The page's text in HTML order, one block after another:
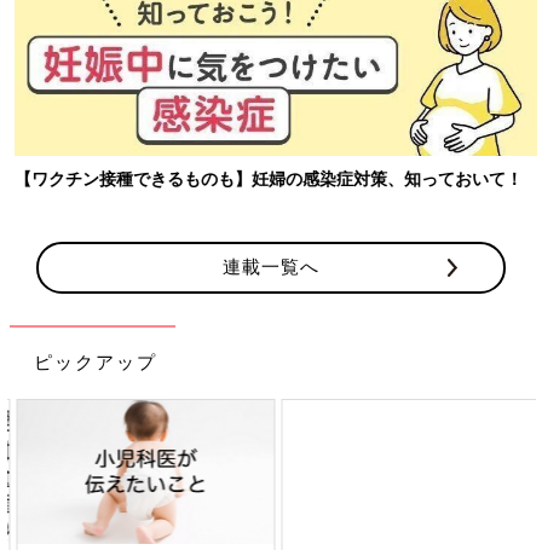
【ワクチン接種できるものも】妊婦の感染症対策、知っておいて！
連載一覧へ
ピックアップ